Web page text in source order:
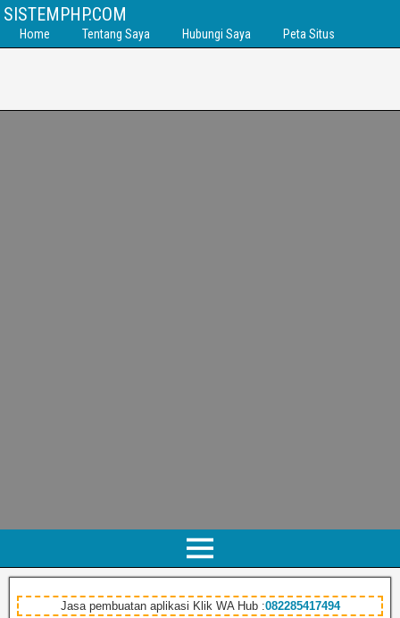
SISTEMPHP.COM
Home Tentang Saya Hubungi Saya Peta Situs
Jasa pembuatan aplikasi Klik WA Hub :082285417494